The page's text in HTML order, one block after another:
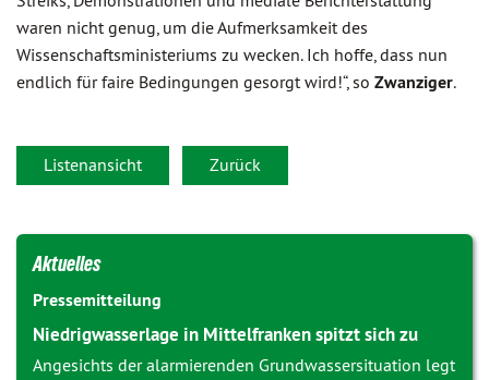
waren nicht genug, um die Aufmerksamkeit des
Wissenschaftsministeriums zu wecken. Ich hoffe, dass nun
endlich für faire Bedingungen gesorgt wird!“, so Zwanziger.
Listenansicht Zurück
Aktuelles
Pressemitteilung
Niedrigwasserlage in Mittelfranken spitzt sich zu
Angesichts der alarmierenden Grundwassersituation legt